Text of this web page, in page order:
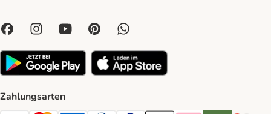
Zahlungsarten